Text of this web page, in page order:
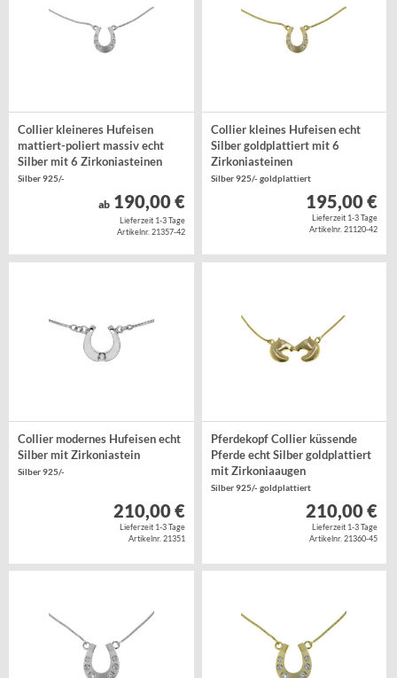
Collier kleineres Hufeisen
mattiert-poliert massiv echt
Silber mit 6 Zirkoniasteinen
Silber 925/-
ab190,00 €
Lieferzeit 1-3 Tage
Artikelnr. 21357-42
Collier kleines Hufeisen echt
Silber goldplattiert mit 6
Zirkoniasteinen
Silber 925/- goldplattiert
195,00 €
Lieferzeit 1-3 Tage
Artikelnr. 21120-42
Collier modernes Hufeisen echt
Silber mit Zirkoniastein
Silber 925/-
210,00 €
Lieferzeit 1-3 Tage
Artikelnr. 21351
Pferdekopf Collier küssende
Pferde echt Silber goldplattiert
mit Zirkoniaaugen
Silber 925/- goldplattiert
210,00 €
Lieferzeit 1-3 Tage
Artikelnr. 21360-45